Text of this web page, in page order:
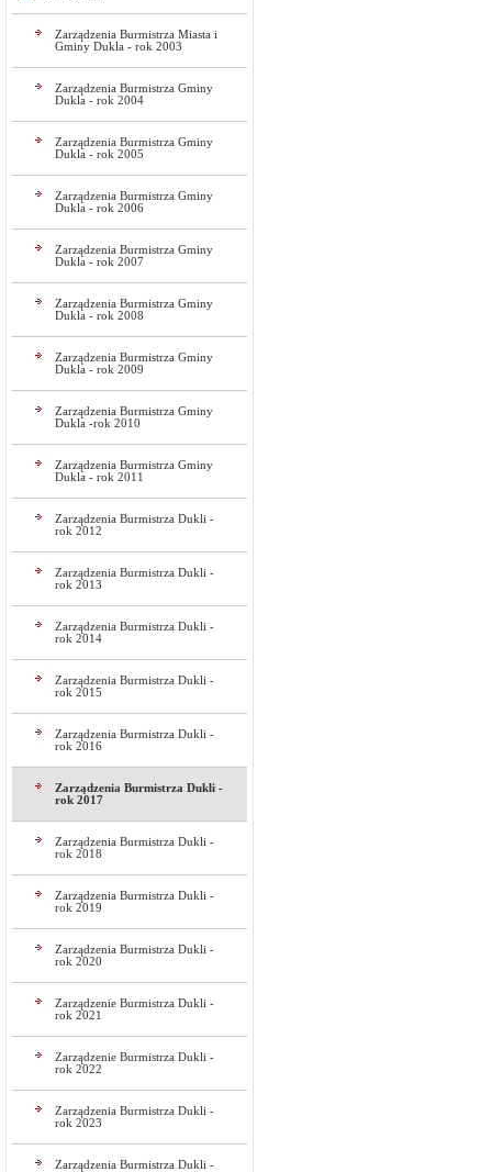
Zarządzenia Burmistrza Miasta i
Gminy Dukla - rok 2003
Zarządzenia Burmistrza Gminy
Dukla - rok 2004
Zarządzenia Burmistrza Gminy
Dukla - rok 2005
Zarządzenia Burmistrza Gminy
Dukla - rok 2006
Zarządzenia Burmistrza Gminy
Dukla - rok 2007
Zarządzenia Burmistrza Gminy
Dukla - rok 2008
Zarządzenia Burmistrza Gminy
Dukla - rok 2009
Zarządzenia Burmistrza Gminy
Dukla -rok 2010
Zarządzenia Burmistrza Gminy
Dukla - rok 2011
Zarządzenia Burmistrza Dukli -
rok 2012
Zarządzenia Burmistrza Dukli -
rok 2013
Zarządzenia Burmistrza Dukli -
rok 2014
Zarządzenia Burmistrza Dukli -
rok 2015
Zarządzenia Burmistrza Dukli -
rok 2016
Zarządzenia Burmistrza Dukli -
rok 2017
Zarządzenia Burmistrza Dukli -
rok 2018
Zarządzenia Burmistrza Dukli -
rok 2019
Zarządzenia Burmistrza Dukli -
rok 2020
Zarządzenie Burmistrza Dukli -
rok 2021
Zarządzenie Burmistrza Dukli -
rok 2022
Zarządzenia Burmistrza Dukli -
rok 2023
Zarządzenia Burmistrza Dukli -